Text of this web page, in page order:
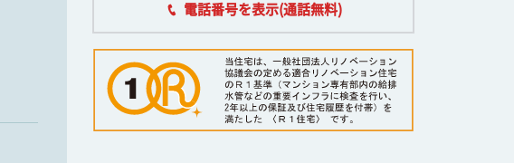
電話番号を表示(通話無料)